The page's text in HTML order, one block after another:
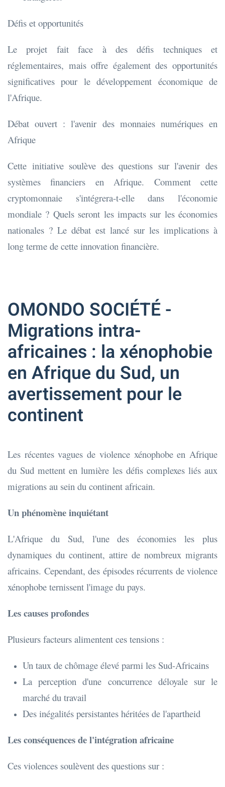
Défis et opportunités
Le projet fait face à des défis techniques et
réglementaires, mais offre également des opportunités
significatives pour le développement économique de
l'Afrique.
Débat ouvert : l'avenir des monnaies numériques en
Afrique
Cette initiative soulève des questions sur l'avenir des
systèmes financiers en Afrique. Comment cette
cryptomonnaie s'intégrera-t-elle dans l'économie
mondiale ? Quels seront les impacts sur les économies
nationales ? Le débat est lancé sur les implications à
long terme de cette innovation financière.
OMONDO SOCIÉTÉ -
Migrations intra-
africaines : la xénophobie
en Afrique du Sud, un
avertissement pour le
continent
Les récentes vagues de violence xénophobe en Afrique
du Sud mettent en lumière les défis complexes liés aux
migrations au sein du continent africain.
Un phénomène inquiétant
L'Afrique du Sud, l'une des économies les plus
dynamiques du continent, attire de nombreux migrants
africains. Cependant, des épisodes récurrents de violence
xénophobe ternissent l'image du pays.
Les causes profondes
Plusieurs facteurs alimentent ces tensions :
Un taux de chômage élevé parmi les Sud-Africains
La perception d'une concurrence déloyale sur le
marché du travail
Des inégalités persistantes héritées de l'apartheid
Les conséquences de l'intégration africaine
Ces violences soulèvent des questions sur :